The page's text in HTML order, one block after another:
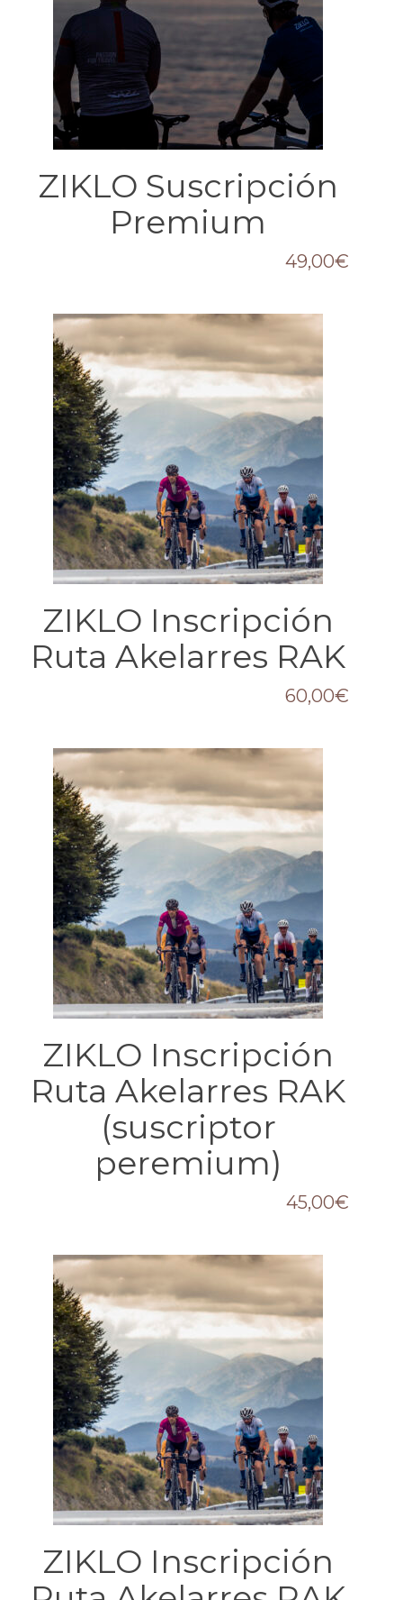
ZIKLO Suscripción
Premium
49,00€
ZIKLO Inscripción
Ruta Akelarres RAK
60,00€
ZIKLO Inscripción
Ruta Akelarres RAK
(suscriptor
peremium)
45,00€
ZIKLO Inscripción